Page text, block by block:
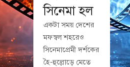
সিনেমা হল
একটা সময় দেশের
মফস্বল শহরেও
সিনেমাপ্রেমী দর্শকের
হৈ-হুল্লোড়ে মেতে